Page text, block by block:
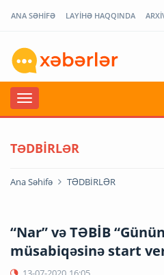
ANA SƏHİFƏ LAYİHƏ HAQQINDA
TƏDBİRLƏR
Ana Səhifə TƏDBİRLƏR
“Nar” və TƏBİB
müsabiqəsinə start